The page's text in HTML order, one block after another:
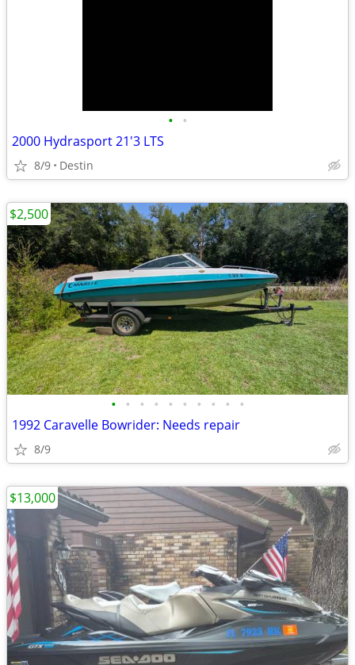
• •
2000 Hydrasport 21'3 LTS
8/9 Destin
• • • • • • • • • •
1992 Caravelle Bowrider: Needs repair
8/9
$2,500
$13,000